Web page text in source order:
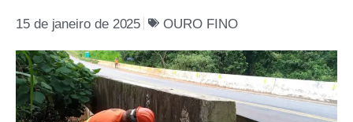
15 de janeiro de 2025 OURO FINO